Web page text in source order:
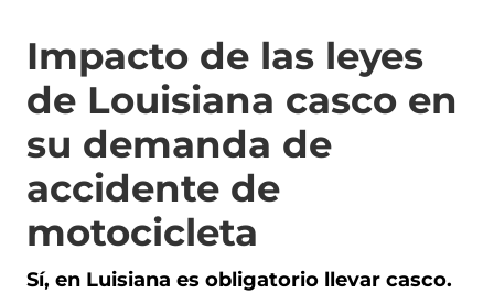
Impacto de las leyes
de Louisiana casco en
su demanda de
accidente de
motocicleta
Sí, en Luisiana es obligatorio llevar casco.